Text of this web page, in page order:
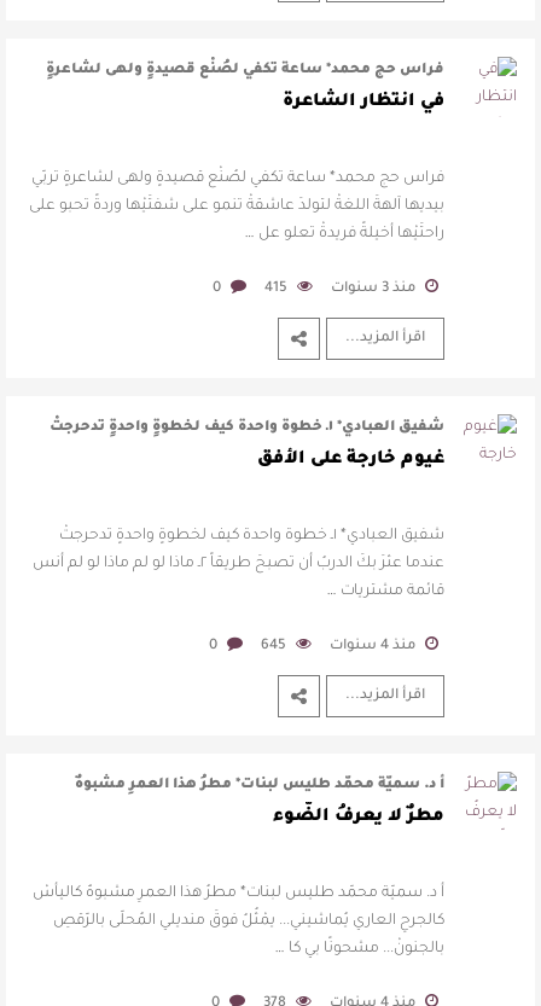
فراس حج محمد* ساعة تكفي لصُنْع قصيدةٍ ولهى لشاعرةٍ
تربّي بيديها آلهةَ اللغةْ لتو …
في انتظار الشاعرة
فراس حج محمد* ساعة تكفي لصُنْع قصيدةٍ ولهى لشاعرةٍ تربّي
بيديها آلهةَ اللغةْ لتولدَ عاشقةْ تنمو على شفتَيْها وردةً تحبو على
راحتَيْها أخيلةً فريدةْ تعلو عل …
منذ 3 سنوات 415
0
اقرأ المزيد...
شفيق العبادي* ١ـ خطوة واحدة كيف لخطوةٍ واحدةٍ تدحرجتْ
عندما عثرَ بكَ الدربُ أن ت …
غيوم خارجة على الأفق
شفيق العبادي* ١ـ خطوة واحدة كيف لخطوةٍ واحدةٍ تدحرجتْ
عندما عثرَ بكَ الدربُ أن تصبحَ طريقاً ٢ـ ماذا لو لم ماذا لو لم أنس
قائمة مشتريات …
منذ 4 سنوات 645
0
اقرأ المزيد...
أ د. سميّة محمّد طليس لبنات* مطرُ هذا العمرِ مشبوهٌ
كاليأسْ كالجرحِ العاري يُماش …
مطرٌ لا يعرفُ الضّوء
أ د. سميّة محمّد طليس لبنات* مطرُ هذا العمرِ مشبوهٌ كاليأسْ
كالجرحِ العاري يُماشيني... يمْثُلُ فوقَ منديلي المُحلّى بالرّقصِ
بالجنونْ... مشحونًا بي كا …